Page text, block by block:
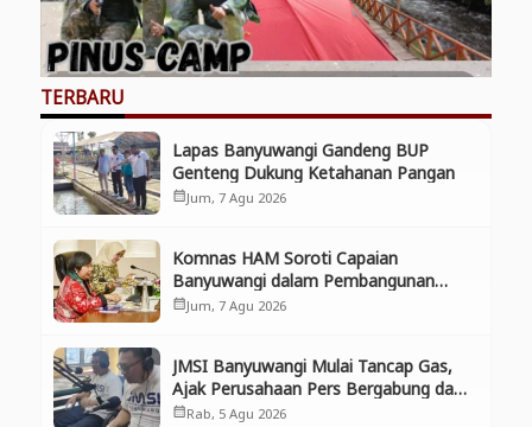
TERBARU
Lapas Banyuwangi Gandeng BUP
Genteng Dukung Ketahanan Pangan
calendar_monthJum, 7 Agu 2026
Komnas HAM Soroti Capaian
Banyuwangi dalam Pembangunan
Inklusif, Diusulkan Ikut Penilaian HAM
Nasional
calendar_monthJum, 7 Agu 2026
JMSI Banyuwangi Mulai Tancap Gas,
Ajak Perusahaan Pers Bergabung dan
Perkuat Kolaborasi
calendar_monthRab, 5 Agu 2026